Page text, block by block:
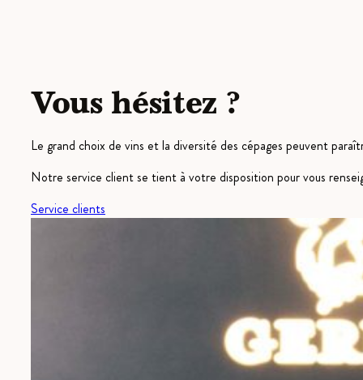
Vous hésitez ?
Le grand choix de vins et la diversité des cépages peuvent
Notre service client se tient à votre disposition pour vous
Service clients